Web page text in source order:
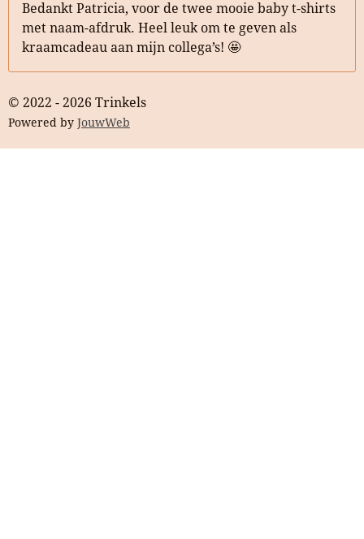
Bedankt Patricia, voor de twee mooie baby t-shirts
met naam-afdruk. Heel leuk om te geven als
kraamcadeau aan mijn collega’s! 🤩
© 2022 - 2026 Trinkels
Powered by JouwWeb